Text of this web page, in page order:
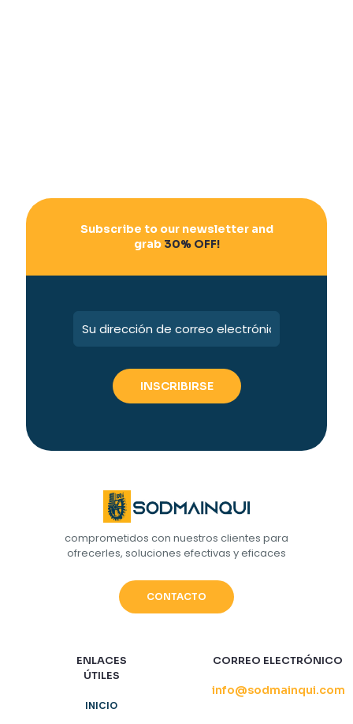
Subscribe to our newsletter and
grab30% OFF!
comprometidos con nuestros clientes para
ofrecerles, soluciones efectivas y eficaces
CONTACTO
ENLACES
ÚTILES
INICIO
CORREO ELECTRÓNICO
info@sodmainqui.com